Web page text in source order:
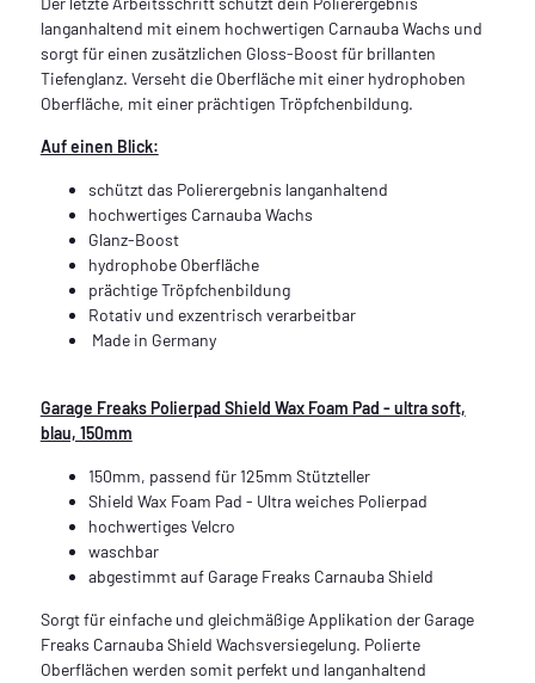
langanhaltend mit einem hochwertigen Carnauba Wachs und
sorgt für einen zusätzlichen Gloss-Boost für brillanten
Tiefenglanz. Verseht die Oberfläche mit einer hydrophoben
Oberfläche, mit einer prächtigen Tröpfchenbildung.
Auf einen Blick:
schützt das Polierergebnis langanhaltend
hochwertiges Carnauba Wachs
Glanz-Boost
hydrophobe Oberfläche
prächtige Tröpfchenbildung
Rotativ und exzentrisch verarbeitbar
Made in Germany
Garage Freaks Polierpad Shield Wax Foam Pad - ultra soft,
blau, 150mm
150mm, passend für 125mm Stützteller
Shield Wax Foam Pad - Ultra weiches Polierpad
hochwertiges Velcro
waschbar
abgestimmt auf Garage Freaks Carnauba Shield
Sorgt für einfache und gleichmäßige Applikation der Garage
Freaks Carnauba Shield Wachsversiegelung. Polierte
Oberflächen werden somit perfekt und langanhaltend